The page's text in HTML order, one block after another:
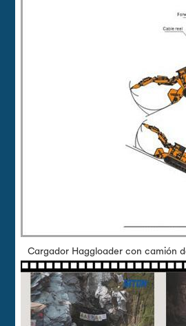
Cargador Haggloader con camión